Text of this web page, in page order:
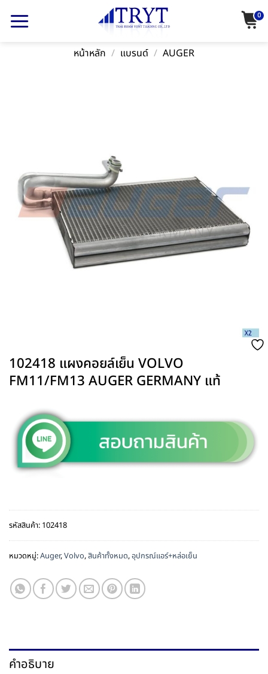
0
หน้าหลัก / แบรนด์ / AUGER
102418 แผงคอยล์เย็น VOLVO
FM11/FM13 AUGER GERMANY แท้
รหัสสินค้า: 102418
หมวดหมู่:Auger,Volvo,สินค้าทั้งหมด,อุปกรณ์แอร์+หล่อเย็น
คำอธิบาย